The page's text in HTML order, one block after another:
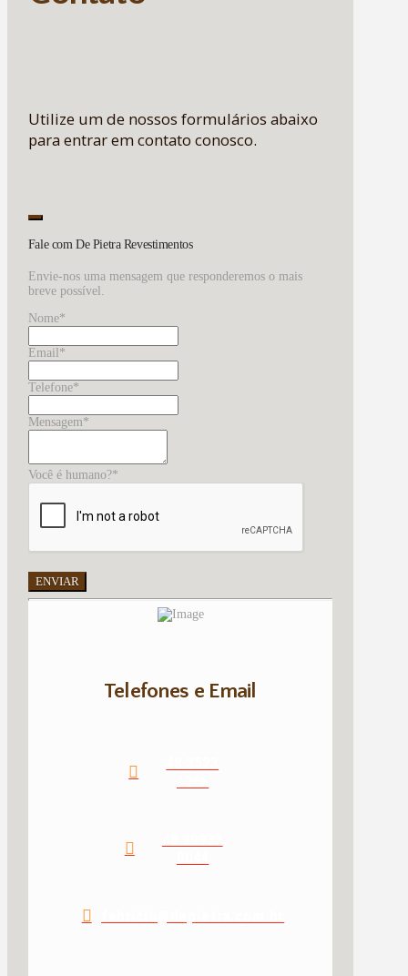
Utilize um de nossos formulários abaixo
para entrar em contato conosco.
Fale com De Pietra Revestimentos
Envie-nos uma mensagem que responderemos o mais
breve possível.
Nome*
Email *
Telefone*
Website
Mensagem*
Você é humano?*
ENVIAR
Telefones e Email